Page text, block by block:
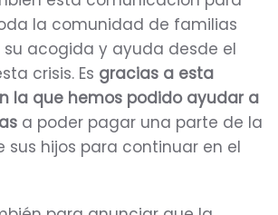
la comunidad de familias
su acogida y ayuda desde el
crisis. Es gracias a esta
la que hemos podido ayudar a
a poder pagar una parte de la
sus hijos para continuar en el